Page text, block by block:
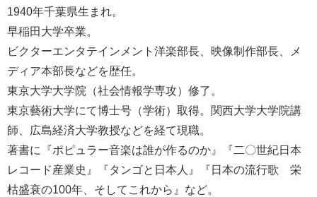
1940年千葉県生まれ。
早稲田大学卒業。
ビクターエンタテインメント洋楽部長、映像制作部長、メ
ディア本部長などを歴任。
東京大学大学院（社会情報学専攻）修了。
東京藝術大学にて博士号（学術）取得。関西大学大学院講
師、広島経済大学教授などを経て現職。
著書に『ポピュラー音楽は誰が作るのか』『二〇世紀日本
レコード産業史』『タンゴと日本人』『日本の流行歌 栄
枯盛衰の100年、そしてこれから』など。